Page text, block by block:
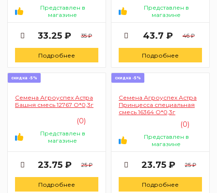
Представлен в
магазине
33.25 ₽ 35 ₽
Подробнее
Представлен в
магазине
43.7 ₽ 46 ₽
Подробнее
скидка -5%
Семена Агроуспех Астра
Башня смесь 12767 О*0,3г
(0)
Представлен в
магазине
23.75 ₽ 25 ₽
Подробнее
скидка -5%
Семена Агроуспех Астра
Принцесса специальная
смесь 16364 О*0,3г
(0)
Представлен в
магазине
23.75 ₽ 25 ₽
Подробнее